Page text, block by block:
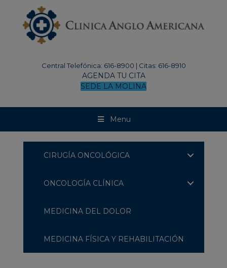
Central Telefónica: 616-8900 | Citas: 616-8910
AGENDA TU CITA
SEDE LA MOLINA
Menu
CIRUGÍA ONCOLÓGICA
ONCOLOGÍA CLÍNICA
MEDICINA DEL DOLOR
MEDICINA FÍSICA Y REHABILITACIÓN